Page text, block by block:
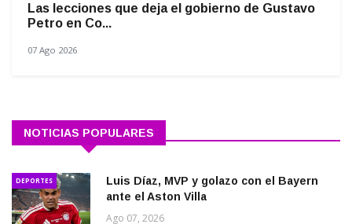
Las lecciones que deja el gobierno de Gustavo
Petro en Co...
07 Ago 2026
NOTICIAS POPULARES
DEPORTES
Luis Díaz, MVP y golazo con el Bayern
ante el Aston Villa
Ago 07, 2026